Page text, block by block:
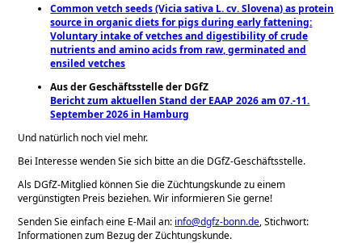
Common vetch seeds (Vicia sativa L. cv. Slovena) as protein
source in organic diets for pigs during early fattening:
Voluntary intake of vetches and digestibility of crude
nutrients and amino acids from raw, germinated and
ensiled vetches
Aus der Geschäftsstelle der DGfZ
Bericht zum aktuellen Stand der EAAP 2026 am 07.-11.
September 2026 in Hamburg
Und natürlich noch viel mehr.
Bei Interesse wenden Sie sich bitte an die DGfZ-Geschäftsstelle.
Als DGfZ-Mitglied können Sie die Züchtungskunde zu einem
vergünstigten Preis beziehen. Wir informieren Sie gerne!
Senden Sie einfach eine E-Mail an: info@dgfz-bonn.de, Stichwort:
Informationen zum Bezug der Züchtungskunde.